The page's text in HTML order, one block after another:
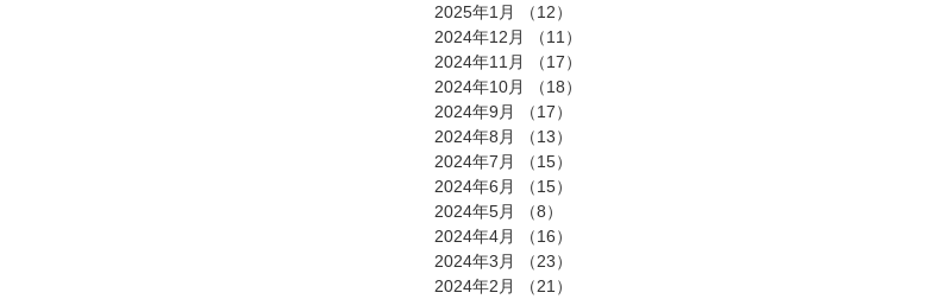
2025年1月
（12）
2024年12月
（11）
2024年11月
（17）
2024年10月
（18）
2024年9月
（17）
2024年8月
（13）
2024年7月
（15）
2024年6月
（15）
2024年5月
（8）
2024年4月
（16）
2024年3月
（23）
2024年2月
（21）